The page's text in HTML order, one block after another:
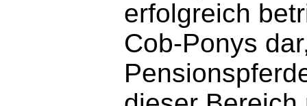
erfolgreich
Cob-Ponys